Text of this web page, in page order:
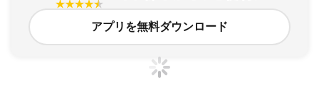
アプリを無料ダウンロード